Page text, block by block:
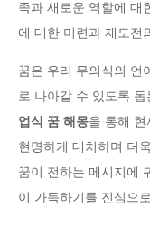
족과 새로운 역할에 대
에 대한 미련과 재도전
꿈은 우리 무의식의 언
로 나아갈 수 있도록
업식 꿈 해몽을 통해
현명하게 대처하며 더
꿈이 전하는 메시지에
이 가득하기를 진심으